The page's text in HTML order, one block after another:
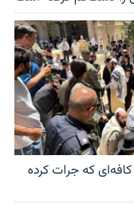
که جرات کرده